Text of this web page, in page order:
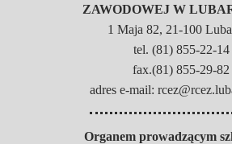
ZAWODOWEJ W
1 Maja 82, 21-100
tel. (81) 855-22-14
fax.(81) 855-29-82
adres e-mail:
Organem prowadzącym